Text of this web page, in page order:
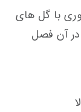
با گل های
آن فصل